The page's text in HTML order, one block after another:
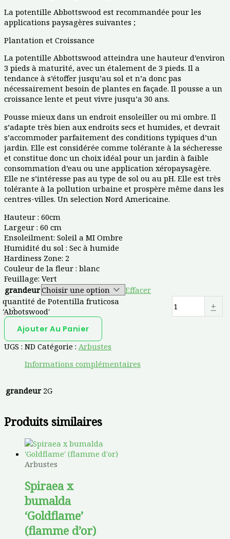
La potentille Abbottswood est recommandée pour les
applications paysagères suivantes ;
Plantation et Croissance
La potentille Abbottswood atteindra une hauteur d’environ
3 pieds à maturité, avec un étalement de 3 pieds. Il a
tendance à s’étoffer jusqu’au sol et n’a donc pas
nécessairement besoin de plantes en façade. Il pousse a un
croissance lente et peut vivre jusqu’a 30 ans.
Pousse mieux dans un endroit ensoleiller ou mi ombre. Il
s’adapte très bien aux endroits secs et humides, et devrait
s’accommoder parfaitement des conditions typiques d’un
jardin. Elle est considérée comme tolérante à la sécheresse
et constitue donc un choix idéal pour un jardin à faible
consommation d’eau ou une application xéropaysagère.
Elle ne s’intéresse pas au type de sol ou au pH. Elle est très
tolérante à la pollution urbaine et prospère même dans les
centres-villes. Un selection Nord Americaine.
Hauteur : 60cm
Largeur : 60 cm
Ensoleilment: Soleil a MI Ombre
Humidité du sol : Sec à humide
Hardiness Zone: 2
Couleur de la fleur : blanc
Feuillage: Vert
grandeur
Effacer
-
quantité de Potentilla fruticosa
'Abbotswood'
+
Ajouter Au Panier
UGS : ND Catégorie : Arbustes
Informations complémentaires
grandeur 2G
Produits similaires
Arbustes
Spiraea x
bumalda
‘Goldflame’
(flamme d’or)